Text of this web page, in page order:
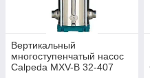
Вертикальный
многоступенчатый насос
Calpeda MXV-B 32-407